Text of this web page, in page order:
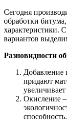
Сегодня
обработки
характеристики.
вариантов
Разновидности
придают
Окисление
способность.